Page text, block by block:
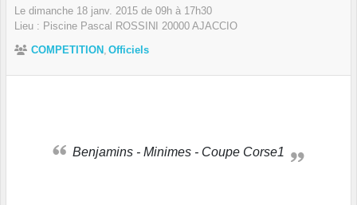
Le dimanche 18 janv. 2015 de 09h à 17h30
Lieu : Piscine Pascal ROSSINI 20000 AJACCIO
COMPETITION Officiels
Benjamins - Minimes - Coupe Corse1